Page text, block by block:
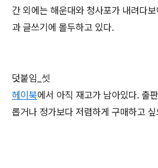
간 외에는 해운대와 청사포가 내려다
과 글쓰기에 몰두하고 있다.
덧붙임_셋
헤이북에서 아직 재고가 남아있다. 출
롭거나 정가보다 저렴하게 구매하고